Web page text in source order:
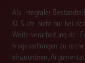
Als integraler
KI-Suite nicht nur bei
Weiterverarbeitung der
Fragestellungen zu
einzuordnen,